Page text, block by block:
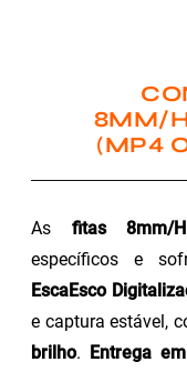
8MM/
(MP4
As fitas 8mm/
específicos e
EscaEsco
e captura estável,
brilho. Entrega